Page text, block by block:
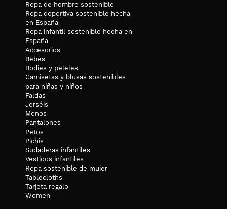
Ropa de hombre sostenible
Ropa deportiva sostenible hecha
en España
Ropa infantil sostenible hecha en
España
Accesorios
Bebés
Bodies y peleles
Camisetas y blusas sostenibles
para niñas y niños
Faldas
Jerséis
Monos
Pantalones
Petos
Pichis
Sudaderas infantiles
Vestidos infantiles
Ropa sostenible de mujer
Tablecloths
Tarjeta regalo
Women